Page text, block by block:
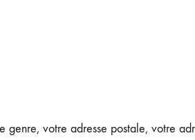
votre adresse postale, votre